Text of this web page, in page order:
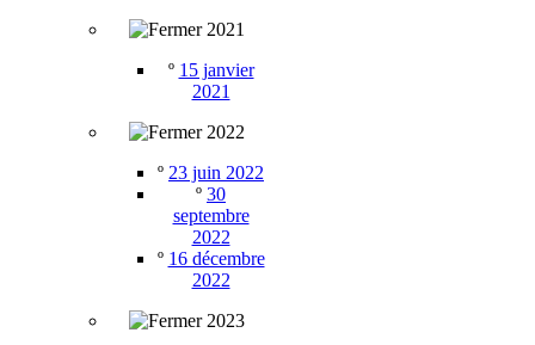
2021
º 15 janvier
2021
2022
º 23 juin 2022
º 30
septembre
2022
º 16 décembre
2022
2023